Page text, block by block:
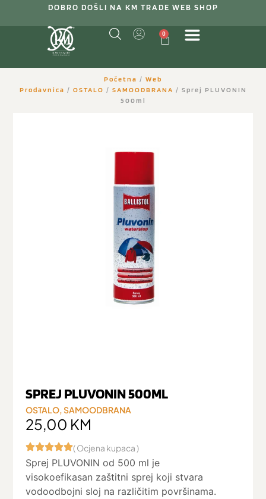
DOBRO DOŠLI NA KM TRADE WEB SHOP
0
Početna / Web
Prodavnica / OSTALO / SAMOODBRANA / Sprej PLUVONIN
500ml
SPREJ PLUVONIN 500ML
OSTALO,SAMOODBRANA
25,00 KM
( Ocjena kupaca )
Sprej PLUVONIN od 500 ml je
visokoefikasan zaštitni sprej koji stvara
vodoodbojni sloj na različitim površinama.